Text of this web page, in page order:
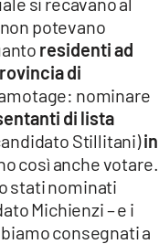
potevano
residenti ad
di
nominare
di lista
Stillitani)in
così anche votare.
stati nominati
Michienzi – e i
consegnati a